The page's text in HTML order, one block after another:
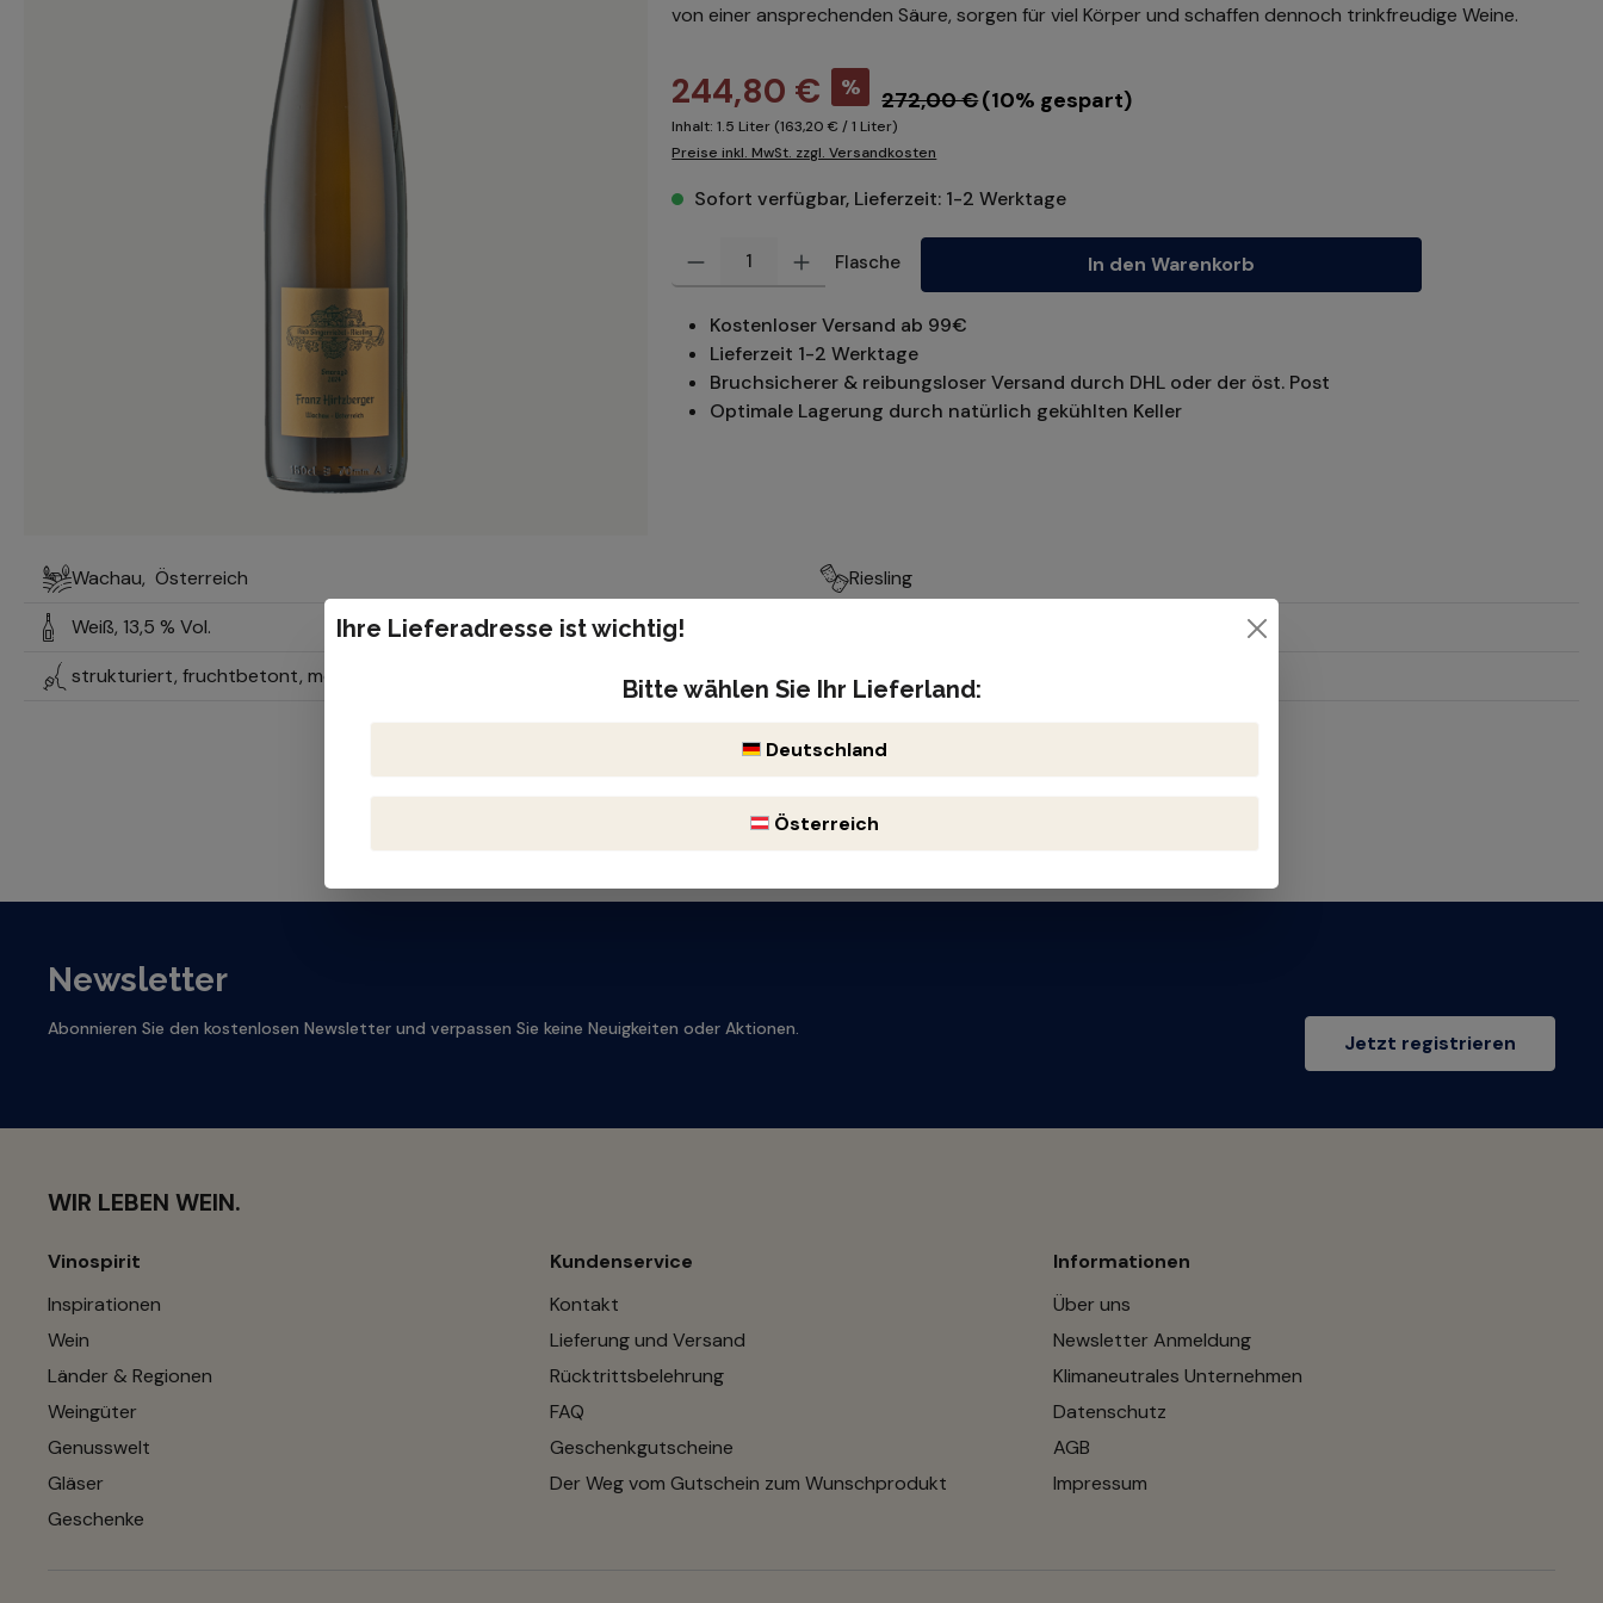
von einer ansprechenden Säure, sorgen für viel Körper und schaffen dennoch trinkfreudige Weine.
244,80 € % 272,00 €(10% gespart)
Inhalt:1.5 Liter (163,20 € / 1 Liter)
Preise inkl. MwSt. zzgl. Versandkosten
Sofort verfügbar, Lieferzeit: 1-2 Werktage
Produkt Anzahl: Gib den gewünschten Wert ein oder benutze die Schaltflächen um die Anzahl zu erhöhen oder zu reduzieren.
Flasche In den Warenkorb
Kostenloser Versand ab 99€
Lieferzeit 1-2 Werktage
Bruchsicherer & reibungsloser Versand durch DHL oder der öst. Post
Optimale Lagerung durch natürlich gekühlten Keller
Wachau, Österreich
Weiß, 13,5 % Vol.
strukturiert, fruchtbetont, moderate Säure, kräftig
Riesling
Enthält Sulfite
Newsletter
Abonnieren Sie den kostenlosen Newsletter und verpassen Sie keine Neuigkeiten oder Aktionen.
Jetzt registrieren
WIR LEBEN WEIN.
Vinospirit
Inspirationen
Wein
Länder & Regionen
Weingüter
Genusswelt
Gläser
Geschenke
Kundenservice
Kontakt
Lieferung und Versand
Rücktrittsbelehrung
FAQ
Geschenkgutscheine
Der Weg vom Gutschein zum Wunschprodukt
Informationen
Über uns
Newsletter Anmeldung
Klimaneutrales Unternehmen
Datenschutz
AGB
Impressum
Ihre Lieferadresse ist wichtig!
Bitte wählen Sie Ihr Lieferland:
Deutschland
Österreich